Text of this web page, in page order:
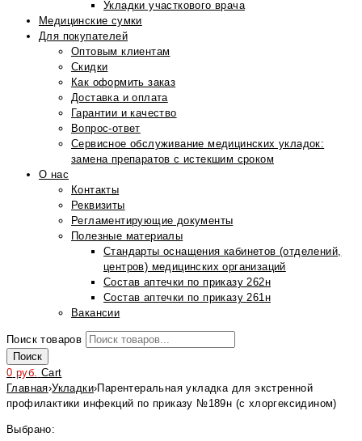
Укладки участкового врача
Медицинские сумки
Для покупателей
Оптовым клиентам
Скидки
Как оформить заказ
Доставка и оплата
Гарантии и качество
Вопрос-ответ
Сервисное обслуживание медицинских укладок:
замена препаратов с истекшим сроком
О нас
Контакты
Реквизиты
Регламентирующие документы
Полезные материалы
Стандарты оснащения кабинетов (отделений,
центров) медицинских организаций
Состав аптечки по приказу 262н
Состав аптечки по приказу 261н
Вакансии
Поиск товаров
Поиск
0 руб. Cart
Главная›Укладки›Парентеральная укладка для экстренной
профилактики инфекций по приказу №189н (с хлоргексидином)
Выбрано: